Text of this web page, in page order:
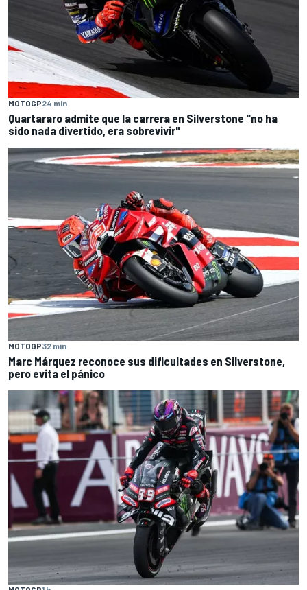
MOTOGP24 min
Quartararo admite que la carrera en Silverstone "no ha
sido nada divertido, era sobrevivir"
MOTOGP32 min
Marc Márquez reconoce sus dificultades en Silverstone,
pero evita el pánico